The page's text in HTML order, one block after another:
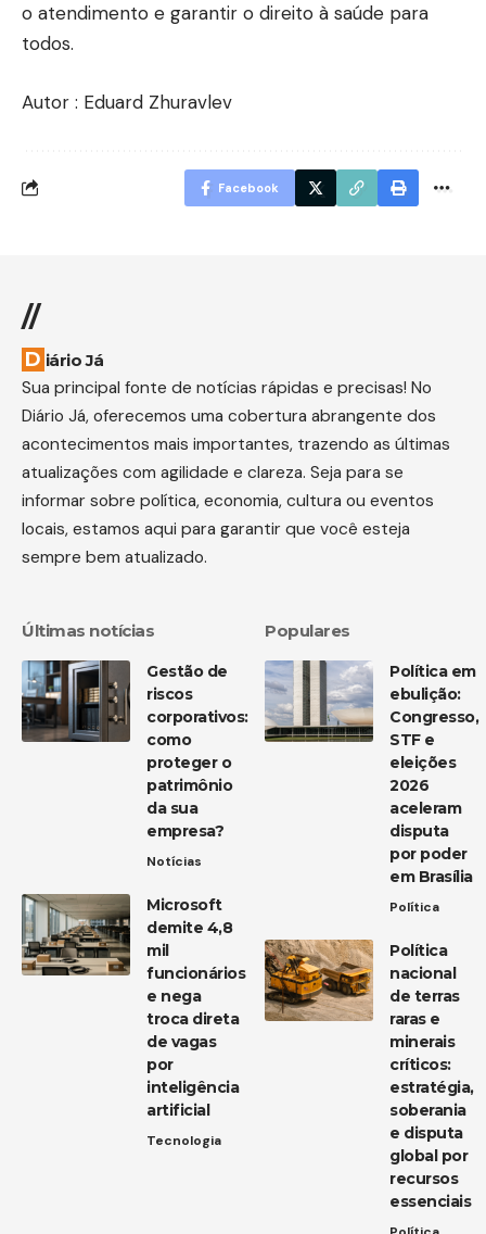
o atendimento e garantir o direito à saúde para
todos.
Autor : Eduard Zhuravlev
Facebook
//
Diário Já
Sua principal fonte de notícias rápidas e precisas! No
Diário Já, oferecemos uma cobertura abrangente dos
acontecimentos mais importantes, trazendo as últimas
atualizações com agilidade e clareza. Seja para se
informar sobre política, economia, cultura ou eventos
locais, estamos aqui para garantir que você esteja
sempre bem atualizado.
Últimas notícias
Gestão de
riscos
corporativos:
como
proteger o
patrimônio
da sua
empresa?
Notícias
Microsoft
demite 4,8
mil
funcionários
e nega
troca direta
de vagas
por
inteligência
artificial
Tecnologia
Populares
Política em
ebulição:
Congresso,
STF e
eleições
2026
aceleram
disputa
por poder
em Brasília
Política
Política
nacional
de terras
raras e
minerais
críticos:
estratégia,
soberania
e disputa
global por
recursos
essenciais